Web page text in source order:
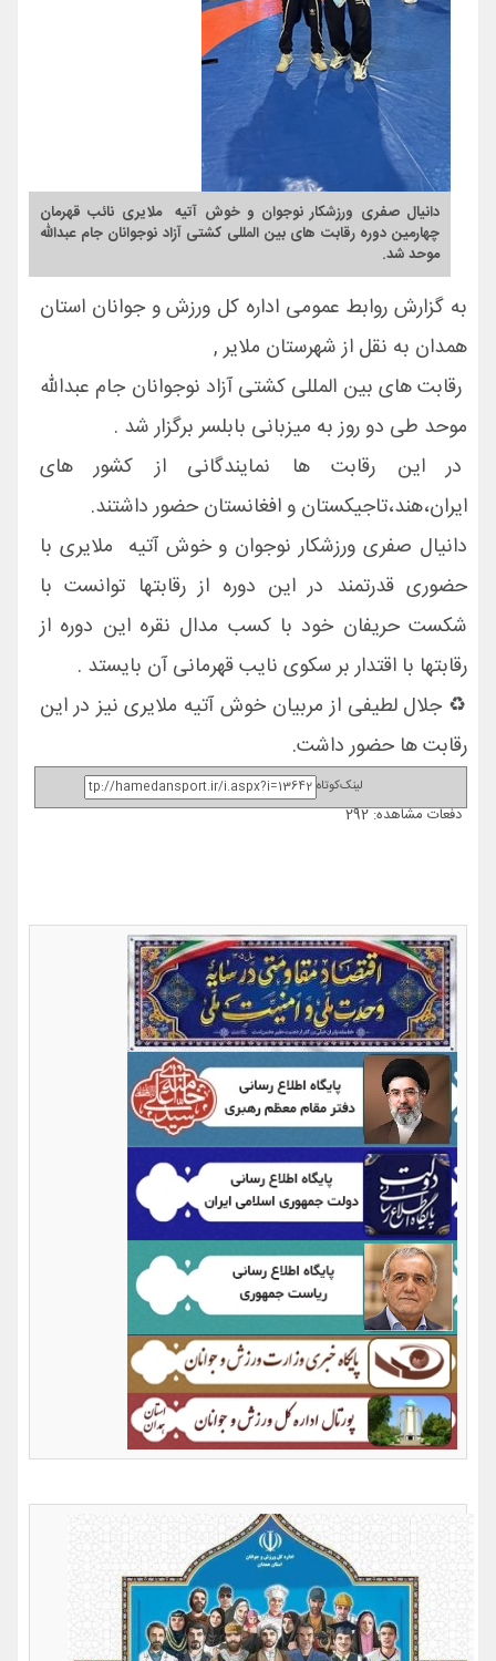
دانیال صفری ورزشکار نوجوان و خوش آتیه ملایری نائب قهرمان
چهارمین دوره رقابت های بین المللی کشتی آزاد نوجوانان جام عبدالله
موحد شد.
به گزارش روابط عمومی اداره کل ورزش و جوانان استان
همدان به نقل از شهرستان ملایر ,
رقابت های بین المللی کشتی آزاد نوجوانان جام عبدالله
موحد طی دو روز به میزبانی بابلسر برگزار شد .
در این رقابت ها نمایندگانی از کشور های
ایران،هند،تاجیکستان و افغانستان حضور داشتند.
دانیال صفری ورزشکار نوجوان و خوش آتیه ملایری با
حضوری قدرتمند در این دوره از رقابتها توانست با
شکست حریفان خود با کسب مدال نقره این دوره از
رقابتها با اقتدار بر سکوی نایب قهرمانی آن بایستد .
♻️ جلال لطیفی از مربیان خوش آتیه ملایری نیز در این
رقابت ها حضور داشت.
لینک‌کوتاه
دفعات مشاهده: 292